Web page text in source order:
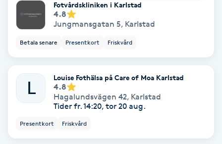
Kostrådgivning
Kroppsinpackning
Käkledsbehandling
Kärlbehandling
Fotvårdskliniken i Karlstad
4.8
Jungmansgatan 5, Karlstad
Betala senare Presentkort Friskvård
L
Louise Fothälsa på Care of Moa Karlstad
4.8
Hagalundsvägen 42, Karlstad
Tider fr. 14:20, tor 20 aug.
Presentkort Friskvård